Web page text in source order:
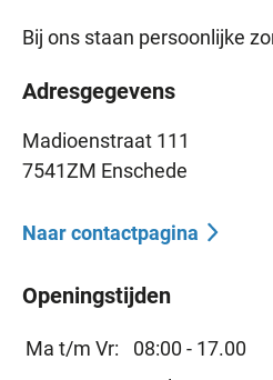
Bij ons staan persoonlijke
Adresgegevens
Madioenstraat 111
7541ZM Enschede
Naar contactpagina
Openingstijden
Ma t/m Vr:
08:00 - 17.00